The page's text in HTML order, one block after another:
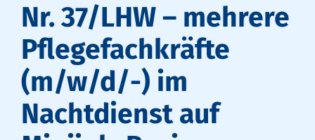
Nr. 37/LHW – mehrere
Pflegefachkräfte
(m/w/d/-) im
Nachtdienst auf